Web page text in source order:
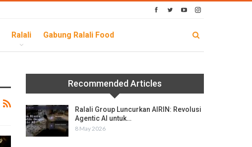
Ralali Gabung Ralali Food
Recommended Articles
Ralali Group Luncurkan AIRIN: Revolusi
Agentic AI untuk…
8 May 2026